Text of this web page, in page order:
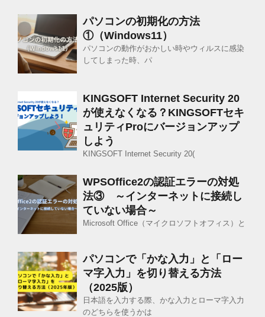
パソコンの初期化の方法
①（Windows11）
パソコンの動作がおかしい時やウィルスに感染
してしまった時、パ
KINGSOFT Internet Security 20
が使えなくなる？KINGSOFTセキ
ュリティProにバージョンアップ
しよう
KINGSOFT Internet Security 20(
WPSOffice2の認証エラーの対処
法③ ～インターネットに接続し
ていない場合～
Microsoft Office（マイクロソフトオフィス）と
パソコンで「かな入力」と「ロー
マ字入力」を切り替える方法
（2025版）
日本語を入力する際、かな入力とローマ字入力
のどちらを使うかは